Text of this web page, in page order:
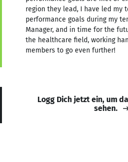
region they lead, I have led my
performance goals during my
Manager, and in time for the
the healthcare field, working
members to go even further!
Logg Dich jetzt ein, um
sehen.